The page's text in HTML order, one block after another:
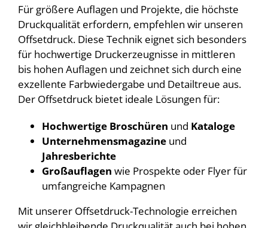
Für größere Auflagen und Projekte, die höchste
Druckqualität erfordern, empfehlen wir unseren
Offsetdruck. Diese Technik eignet sich besonders
für hochwertige Druckerzeugnisse in mittleren
bis hohen Auflagen und zeichnet sich durch eine
exzellente Farbwiedergabe und Detailtreue aus.
Der Offsetdruck bietet ideale Lösungen für:
Hochwertige Broschüren und Kataloge
Unternehmensmagazineund
Jahresberichte
Großauflagen wie Prospekte oder Flyer für
umfangreiche Kampagnen
Mit unserer Offsetdruck-Technologie erreichen